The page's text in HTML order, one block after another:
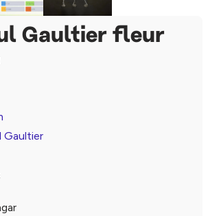
Gaultier fleur
Gaultier